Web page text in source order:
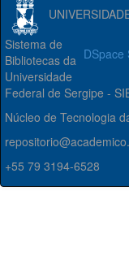
DSpace
Sistema de
Bibliotecas da
Universidade
Federal de Sergipe -
Núcleo de Tecnologia
+55 79 3194-6528